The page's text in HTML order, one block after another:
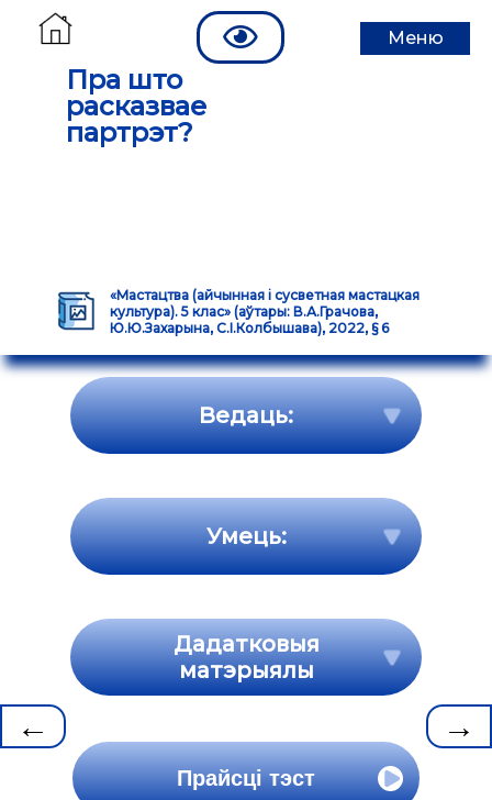
Пра што
расказвае
партрэт?
Меню
«Мастацтва (айчынная і сусветная мастацкая
культура). 5 клас» (аўтары: В.А.Грачова,
Ю.Ю.Захарына, С.І.Колбышава), 2022, § 6
← →
Ведаць:
Умець:
Дадатковыя
матэрыялы
Прайсці тэст